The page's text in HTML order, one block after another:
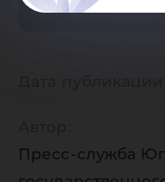
Пресс-служба